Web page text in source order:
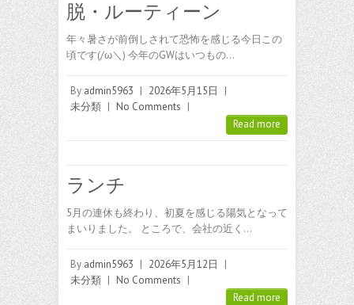
脱・ルーティーン
年々暑さが前倒しされて恐怖を感じる今日この
頃です(/ω＼) 今年のGWはいつもの…
By admin5963 | 2026年5月15日
|
未分類 | No Comments |
Read more
ランチ
5月の連休も終わり、初夏を感じる陽気となって
まいりました。 ところで、会社の近く…
By admin5963 | 2026年5月12日
|
未分類 | No Comments |
Read more